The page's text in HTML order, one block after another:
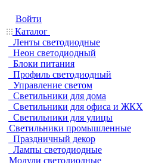
Войти
Каталог
Ленты светодиодные
Неон светодиодный
Блоки питания
Профиль светодиодный
Управление светом
Светильники для дома
Светильники для офиса и ЖКХ
Светильники для улицы
Светильники промышленные
Праздничный декор
Лампы светодиодные
Модули светодиодные